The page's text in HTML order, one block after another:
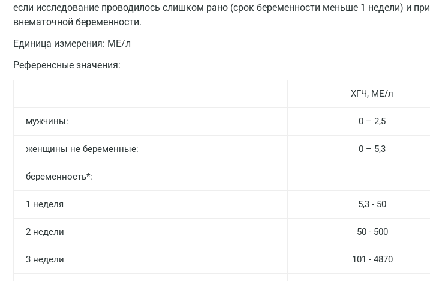
если исследование проводилось слишком рано (срок беременности меньше 1 недели) и при
внематочной беременности.
Единица измерения: МЕ/л
Референсные значения:
ХГЧ, МЕ/л
мужчины: 0 – 2,5
женщины не беременные: 0 – 5,3
беременность*:
1 неделя 5,3 - 50
2 недели 50 - 500
3 недели 101 - 4870
Нижний Новгород